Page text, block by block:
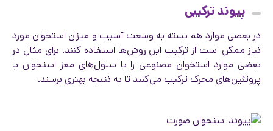
پیوند ترکیبی
در بعضی موارد هم بسته به وسعت آسیب و میزان استخوان مورد
نیاز ممکن است از ترکیب این روش‌ها استفاده کنند. برای مثال در
بعضی موارد استخوان مصنوعی را با سلول‌های مغز استخوان یا
پروتئین‌های محرک ترکیب می‌کنند تا به نتیجه بهتری برسند.